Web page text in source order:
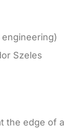
engineering)
Szeles
the edge of a